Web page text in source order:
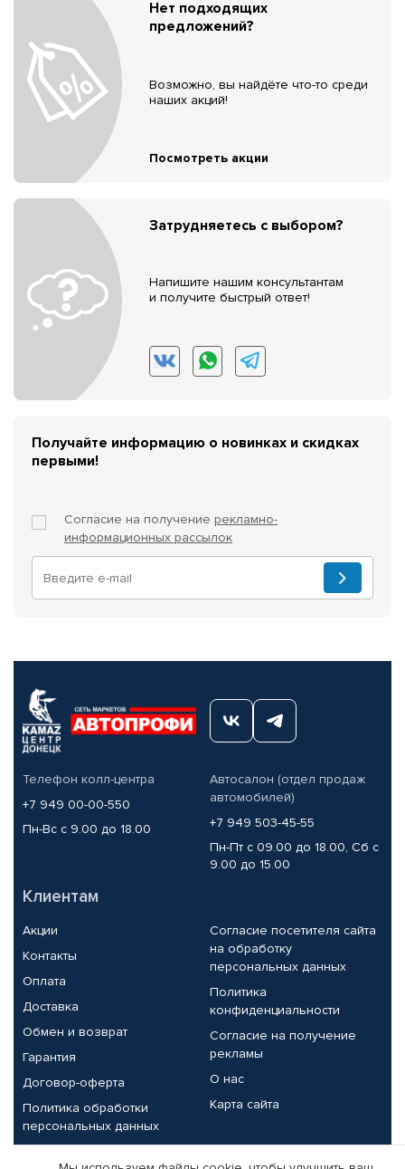
Нет подходящих
предложений?
Возможно, вы найдёте что-то среди
наших акций!
Посмотреть акции
Затрудняетесь с выбором?
Напишите нашим консультантам
и получите быстрый ответ!
Получайте информацию о новинках и скидках
первыми!
Согласие на получение рекламно-
информационных рассылок
Телефон колл-центра
+7 949 00-00-550
Пн-Вс с 9.00 до 18.00
Автосалон (отдел продаж
автомобилей)
+7 949 503-45-55
Пн-Пт с 09.00 до 18.00, Сб с
9.00 до 15.00
Клиентам
Акции
Контакты
Оплата
Доставка
Обмен и возврат
Гарантия
Договор-оферта
Политика обработки
персональных данных
Согласие посетителя сайта
на обработку
персональных данных
Политика
конфиденциальности
Согласие на получение
рекламы
О нас
Карта сайта